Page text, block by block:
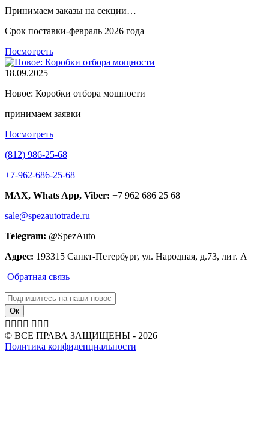
Принимаем заказы на секции…
Срок поставки-февраль 2026 года
Посмотреть
18.09.2025
Новое: Коробки отбора мощности
принимаем заявки
Посмотреть
(812) 986-25-68
+7-962-686-25-68
MAX, Whats App, Viber: +7 962 686 25 68
sale@spezautotrade.ru
Telegram: @SpezAuto
Адрес: 193315 Санкт-Петербург, ул. Народная, д.73, лит. А
Обратная связь
      
© ВСЕ ПРАВА ЗАЩИЩЕНЫ - 2026
Политика конфиденциальности